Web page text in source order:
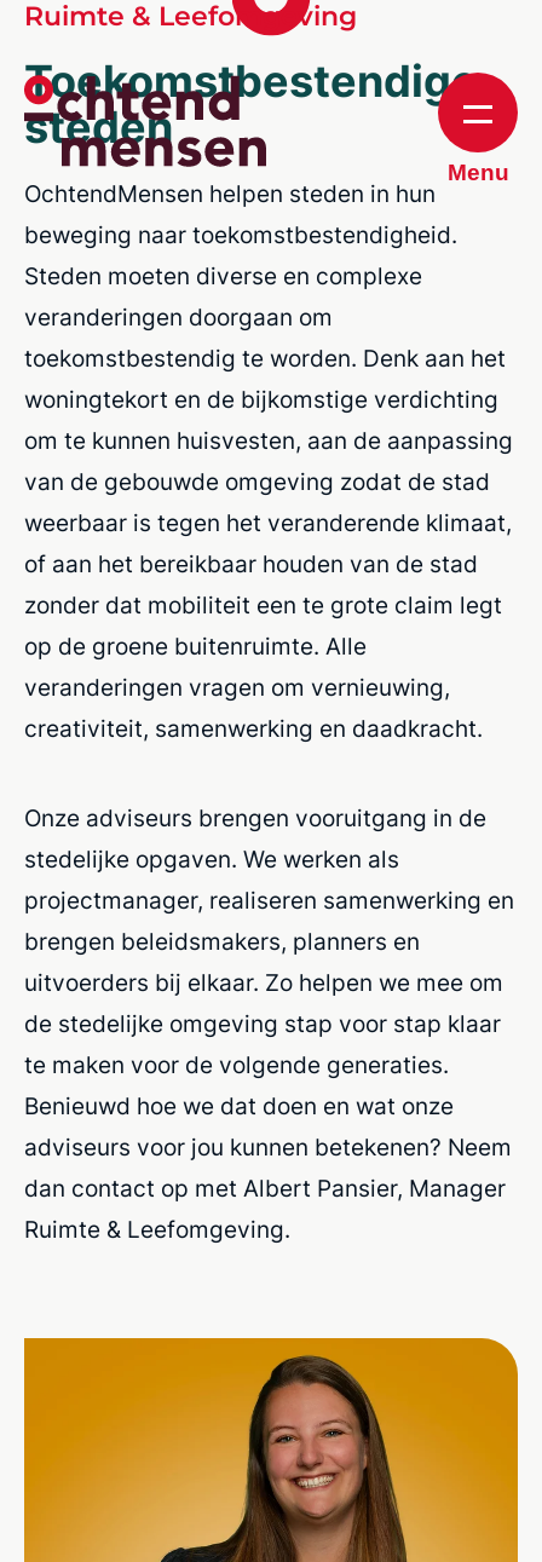
Menu
Ruimte & Leefomgeving
Toekomstbestendige
steden
OchtendMensen helpen steden in hun
beweging naar toekomstbestendigheid.
Steden moeten diverse en complexe
veranderingen doorgaan om
toekomstbestendig te worden. Denk aan het
woningtekort en de bijkomstige verdichting
om te kunnen huisvesten, aan de aanpassing
van de gebouwde omgeving zodat de stad
weerbaar is tegen het veranderende klimaat,
of aan het bereikbaar houden van de stad
zonder dat mobiliteit een te grote claim legt
op de groene buitenruimte. Alle
veranderingen vragen om vernieuwing,
creativiteit, samenwerking en daadkracht.
Onze adviseurs brengen vooruitgang in de
stedelijke opgaven. We werken als
projectmanager, realiseren samenwerking en
brengen beleidsmakers, planners en
uitvoerders bij elkaar. Zo helpen we mee om
de stedelijke omgeving stap voor stap klaar
te maken voor de volgende generaties.
Benieuwd hoe we dat doen en wat onze
adviseurs voor jou kunnen betekenen? Neem
dan contact op met Albert Pansier, Manager
Ruimte & Leefomgeving.